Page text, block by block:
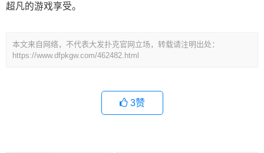
超凡的游戏享受。
本文来自网络，不代表大发扑克官网立场，转载请注明出处：
https://www.dfpkgw.com/462482.html
3赞